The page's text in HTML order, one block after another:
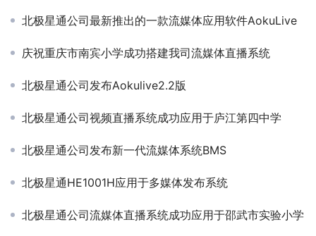
北极星通公司最新推出的一款流媒体应用软件AokuLive
庆祝重庆市南宾小学成功搭建我司流媒体直播系统
北极星通公司发布Aokulive2.2版
北极星通公司视频直播系统成功应用于庐江第四中学
北极星通公司发布新一代流媒体系统BMS
北极星通HE1001H应用于多媒体发布系统
北极星通公司流媒体直播系统成功应用于邵武市实验小学